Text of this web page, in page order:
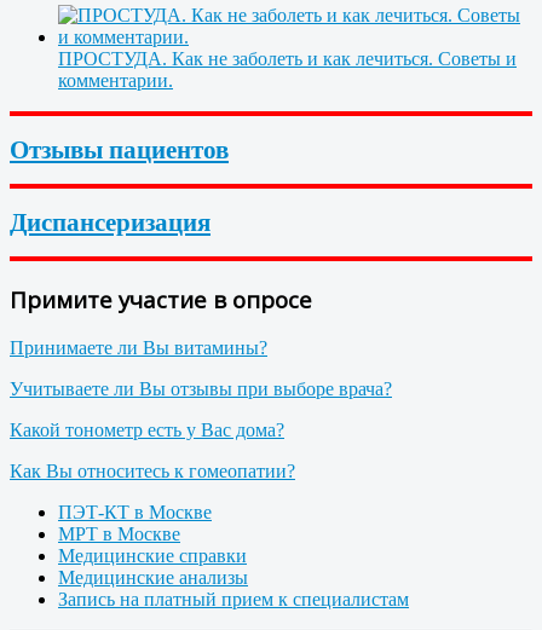
ПРОСТУДА. Как не заболеть и как лечиться. Советы и
комментарии.
Отзывы пациентов
Диспансеризация
Примите участие в опросе
Принимаете ли Вы витамины?
Учитываете ли Вы отзывы при выборе врача?
Какой тонометр есть у Вас дома?
Как Вы относитесь к гомеопатии?
ПЭТ-КТ в Москве
МРТ в Москве
Медицинские справки
Медицинские анализы
Запись на платный прием к специалистам